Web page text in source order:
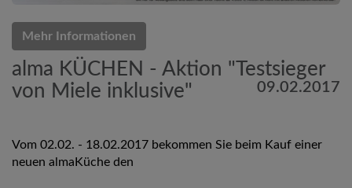
Mehr Informationen
alma KÜCHEN - Aktion "Testsieger
von Miele inklusive"
09.02.2017
Vom 02.02. - 18.02.2017 bekommen Sie beim Kauf einer
neuen almaKüche den